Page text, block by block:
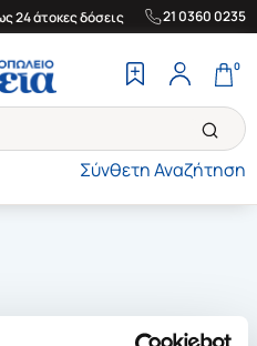
24 άτοκες δόσεις | Δωρεάν
21 0360 0235
Σύνθετη Αναζήτηση
0